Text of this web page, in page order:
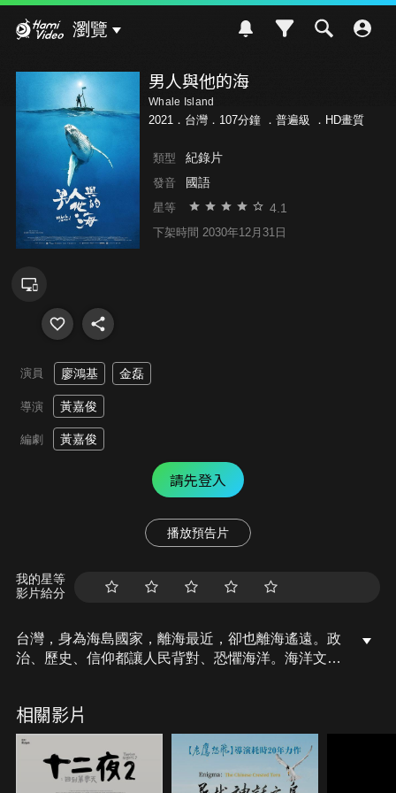
瀏覽
男人與他的海
Whale Island
2021．台灣．107分鐘 ． 普遍級 ．HD畫質
類型 紀錄片
發音 國語
星等 4.1
下架時間 2030年12月31日
演員 廖鴻基 金磊
導演 黃嘉俊
編劇 黃嘉俊
請先登入
播放預告片
我的星等
影片給分
台灣，身為海島國家，離海最近，卻也離海遙遠。政
治、歷史、信仰都讓人民背對、恐懼海洋。海洋文學
命和國家未來的可能。台灣不只是島，還是隻沈睡的
鯨魚，鯨魚不屬於陸地，必須甦醒，往充滿可能的未
來出發前進！
相關影片